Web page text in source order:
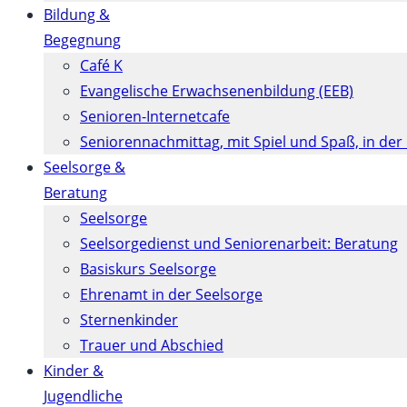
Bildung &
Begegnung
Café K
Evangelische Erwachsenenbildung (EEB)
Senioren-Internetcafe
Seniorennachmittag, mit Spiel und Spaß, in
Seelsorge &
Beratung
Seelsorge
Seelsorgedienst und Seniorenarbeit: Beratung
Basiskurs Seelsorge
Ehrenamt in der Seelsorge
Sternenkinder
Trauer und Abschied
Kinder &
Jugendliche